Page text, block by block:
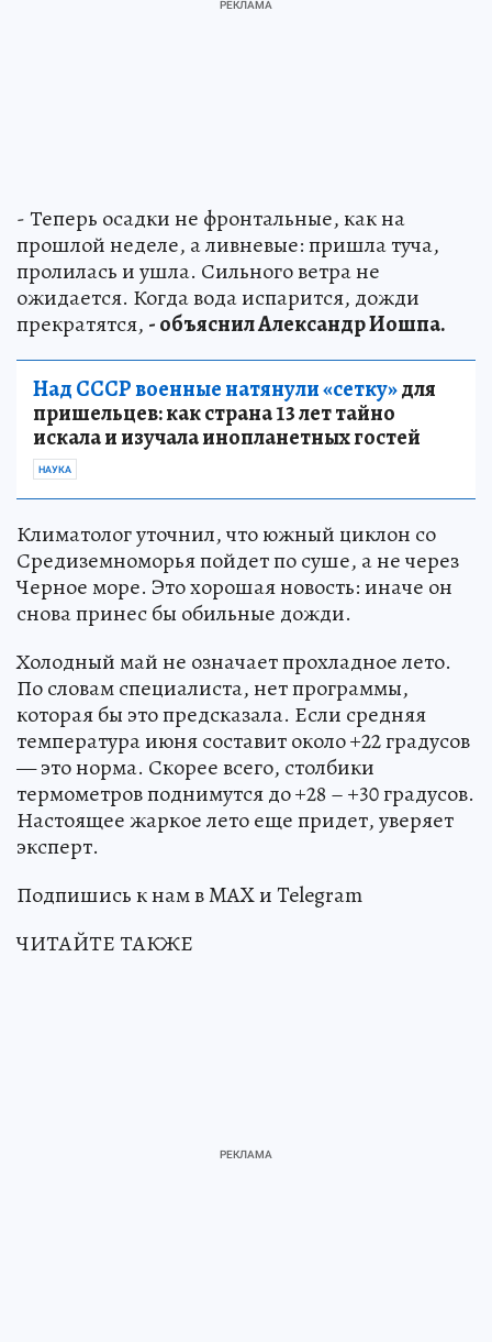
- Теперь осадки не фронтальные, как на
прошлой неделе, а ливневые: пришла туча,
пролилась и ушла. Сильного ветра не
ожидается. Когда вода испарится, дожди
прекратятся, - объяснил Александр Иошпа.
Над СССР военные натянули «сетку»для
пришельцев: как страна 13 лет тайно
искала и изучала инопланетных гостей
НАУКА
Климатолог уточнил, что южный циклон со
Средиземноморья пойдет по суше, а не через
Черное море. Это хорошая новость: иначе он
снова принес бы обильные дожди.
Холодный май не означает прохладное лето.
По словам специалиста, нет программы,
которая бы это предсказала. Если средняя
температура июня составит около +22 градусов
— это норма. Скорее всего, столбики
термометров поднимутся до +28 – +30 градусов.
Настоящее жаркое лето еще придет, уверяет
эксперт.
Подпишись к нам в MAX и Telegram
ЧИТАЙТЕ ТАКЖЕ